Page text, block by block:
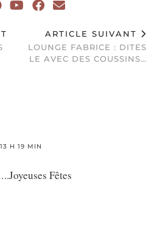
ARTICLE SUIVANT
LOUNGE FABRICE : DITES
LE AVEC DES COUSSINS…
H 19 MIN
Fêtes